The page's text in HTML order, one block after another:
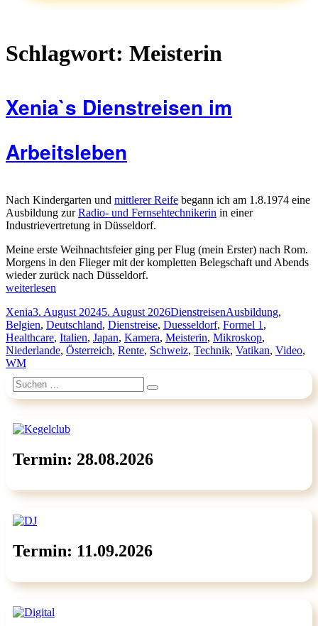
Schlagwort: Meisterin
Xenia`s Dienstreisen im
Arbeitsleben
Nach Kindergarten und mittlerer Reife begann ich am 1.8.1974 eine
Ausbildung zurRadio- und Fernsehtechnikerin in einer
Industrievertretung in Düsseldorf.
Meine erste Weihnachtsfeier ging per Flug (mein Erster) nach Rom.
Morgens in den Flieger mit der kompletten Belegschaft und Abends
wieder zurück nach Düsseldorf.
„Xenia`s
im
Arbeitsleben“
weiterlesen
Autor
XeniaVeröffentlicht
am
3. August 20245. August 2026Kategorien
DienstreisenSchlagwörter
Ausbildung,
Belgien, Deutschland, Dienstreise, Duesseldorf, Formel 1 ,
Healthcare, Italien, Japan, Kamera, Meisterin, Mikroskop,
Niederlande, Österreich, Rente, Schweiz, Technik, Vatikan, Video,
WM
Suchen
nach:
Suchen
Termin: 28.08.2026
Termin: 11.09.2026